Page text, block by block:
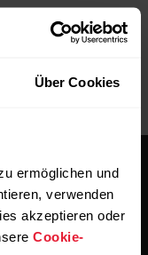
Über Cookies
ermöglichen und
verwenden
akzeptieren oder
Cookie-